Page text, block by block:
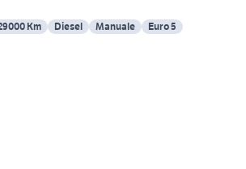
Km Diesel Manuale Euro 5